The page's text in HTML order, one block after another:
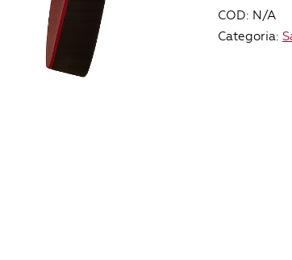
rosso
quantità
COD: N/A
Categoria: